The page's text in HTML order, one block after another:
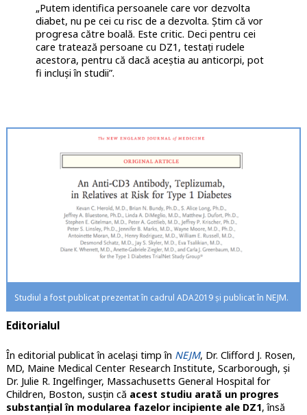
„Putem identifica persoanele care vor dezvolta
diabet, nu pe cei cu risc de a dezvolta. Știm că vor
progresa către boală. Este critic. Deci pentru cei
care tratează persoane cu DZ1, testați rudele
acestora, pentru că dacă aceștia au anticorpi, pot
fi incluși în studii”.
Studiul a fost publicat prezentat în cadrul ADA2019 și publicat în NEJM.
Editorialul
În editorial publicat în același timp în NEJM, Dr. Clifford J. Rosen,
MD, Maine Medical Center Research Institute, Scarborough, și
Dr. Julie R. Ingelfinger, Massachusetts General Hospital for
Children, Boston, susțin că acest studiu arată un progres
substanțial în modularea fazelor incipiente ale DZ1, însă